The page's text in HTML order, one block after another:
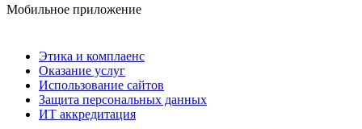
Мобильное приложение
Этика и комплаенс
Оказание услуг
Использование сайтов
Защита персональных данных
ИТ аккредитация